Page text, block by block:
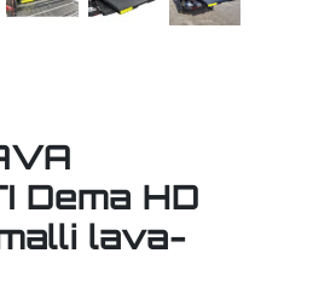
Dema HD
lava-